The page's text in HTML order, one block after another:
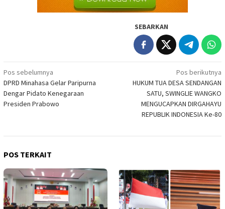
SEBARKAN
Navigasi
pos
Pos sebelumnya
DPRD Minahasa Gelar Paripurna
Dengar Pidato Kenegaraan
Presiden Prabowo
Pos berikutnya
HUKUM TUA DESA SENDANGAN
SATU, SWINGLIE WANGKO
MENGUCAPKAN DIRGAHAYU
REPUBLIK INDONESIA Ke-80
POS TERKAIT